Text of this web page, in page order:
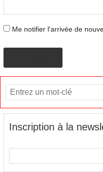
Me notifier l'arrivée de
Inscription à la